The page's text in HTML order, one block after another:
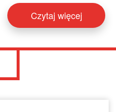
Czytaj więcej